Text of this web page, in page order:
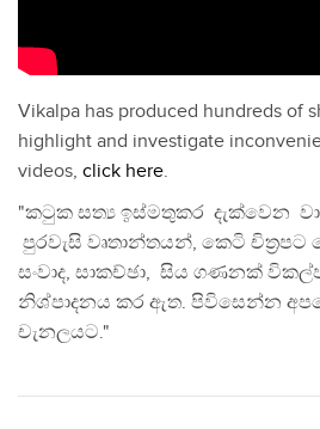
Vikalpa has produced hundreds of
highlight and investigate
videos, click here.
"කටුක සත්‍ය ඉස්මතුකර දැක්වෙන
පුරවැසි වෘතාන්තයන්, කෙටි චිත්‍රපට
සංවාද, සාකච්ඡා, සිය ගණනක්
නිශ්පාදනය කර ඇත. පිවිසෙන්න
චැනලයට."